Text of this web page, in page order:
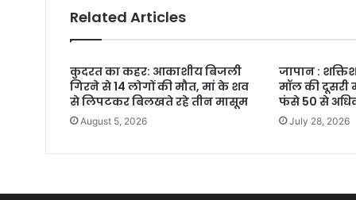
Related Articles
कुदरत का कहर: आकाशीय बिजली
गिरने से 14 लोगों की मौत, मां के शव
से लिपटकर बिलखते रहे तीन मासूम
August 5, 2026
जापान :
मॉल की
फंसे 50 से
July 28, 2026